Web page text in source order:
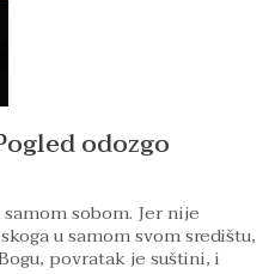
odozgo
sobom. Jer nije
u samom svom središtu,
povratak je suštini, i